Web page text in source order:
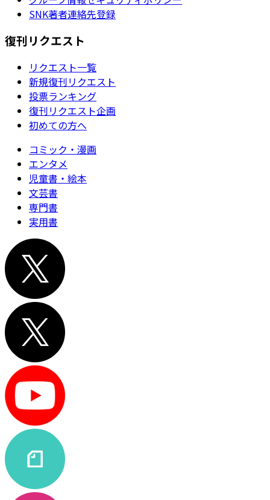
SNK著者連絡先登録
復刊リクエスト
リクエスト一覧
新規復刊リクエスト
投票ランキング
復刊リクエスト企画
初めての方へ
コミック・漫画
エンタメ
児童書・絵本
文芸書
専門書
実用書